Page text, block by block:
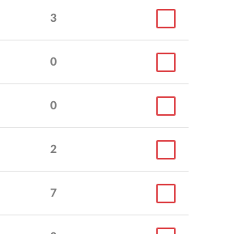
3
0
0
2
7